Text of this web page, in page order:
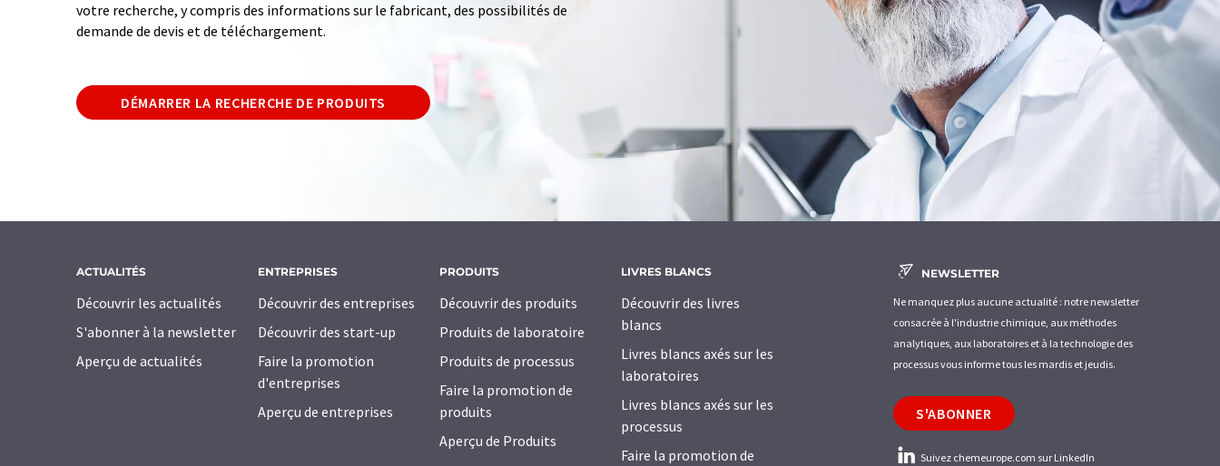
votre recherche, y compris des informations sur le fabricant, des possibilités de
demande de devis et de téléchargement.
DÉMARRER LA RECHERCHE DE PRODUITS
ACTUALITÉS
Découvrir les actualités
S'abonner à la newsletter
Aperçu de actualités
ENTREPRISES
Découvrir des entreprises
Découvrir des start-up
Faire la promotion
d'entreprises
Aperçu de entreprises
PRODUITS
Découvrir des produits
Produits de laboratoire
Produits de processus
Faire la promotion de
produits
Aperçu de Produits
LIVRES BLANCS
Découvrir des livres
blancs
Livres blancs axés sur les
laboratoires
Livres blancs axés sur les
processus
Faire la promotion de
NEWSLETTER
Ne manquez plus aucune actualité : notre newsletter
consacrée à l'industrie chimique, aux méthodes
analytiques, aux laboratoires et à la technologie des
processus vous informe tous les mardis et jeudis.
S'ABONNER
Suivez chemeurope.com sur LinkedIn